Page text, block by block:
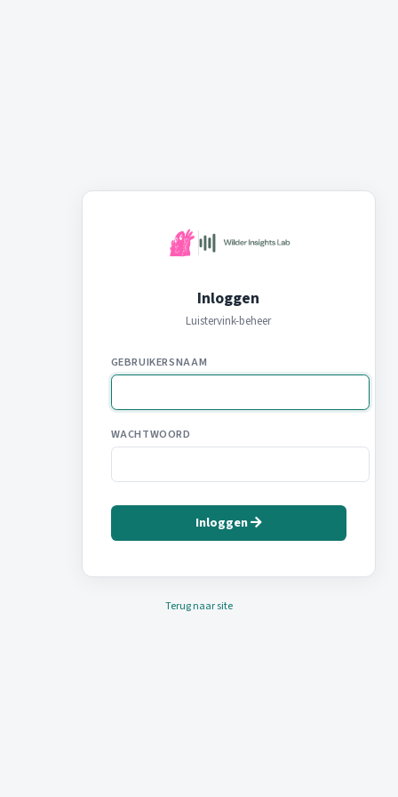
Inloggen
Luistervink-beheer
GEBRUIKERSNAAM
WACHTWOORD
Inloggen
Terug naar site